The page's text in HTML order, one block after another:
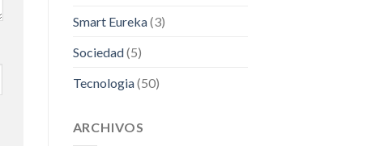
Smart Eureka(3)
Sociedad(5)
Tecnologia(50)
ARCHIVOS